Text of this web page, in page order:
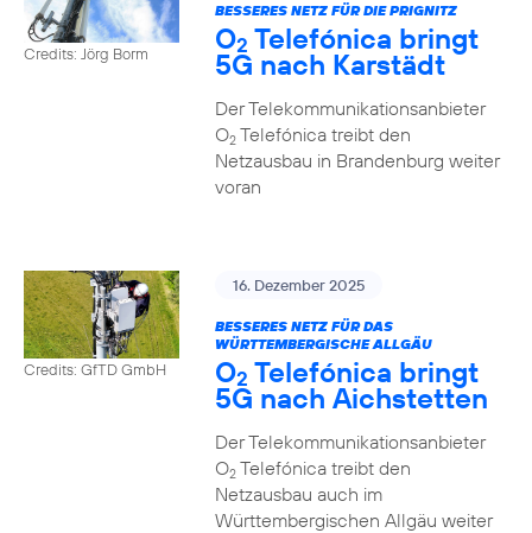
Credits: Jörg Borm
BESSERES NETZ FÜR DIE PRIGNITZ
O2 Telefónica bringt
5G nach Karstädt
Der Telekommunikationsanbieter
O2Telefónica treibt den
Netzausbau in Brandenburg weiter
voran
Credits: GfTD GmbH
16. Dezember 2025
BESSERES NETZ FÜR DAS
WÜRTTEMBERGISCHE ALLGÄU
O2 Telefónica bringt
5G nach Aichstetten
Der Telekommunikationsanbieter
O2Telefónica treibt den
Netzausbau auch im
Württembergischen Allgäu weiter